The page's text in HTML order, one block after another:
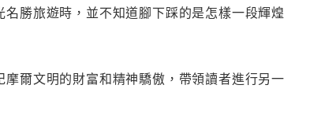
勝旅遊時，並不知道腳下踩的是怎樣一段輝煌
爾文明的財富和精神驕傲，帶領讀者進行另一